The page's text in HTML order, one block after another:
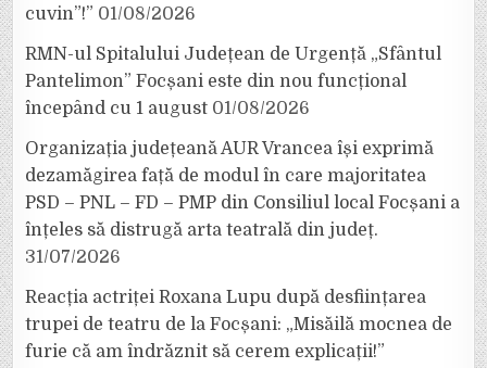
cuvin”!” 01/08/2026
RMN-ul Spitalului Județean de Urgență „Sfântul
Pantelimon” Focșani este din nou funcțional
începând cu 1 august 01/08/2026
Organizația județeană AUR Vrancea își exprimă
dezamăgirea față de modul în care majoritatea
PSD – PNL – FD – PMP din Consiliul local Focșani a
înțeles să distrugă arta teatrală din județ.
31/07/2026
Reacția actriței Roxana Lupu după desființarea
trupei de teatru de la Focșani: „Misăilă mocnea de
furie că am îndrăznit să cerem explicații!”